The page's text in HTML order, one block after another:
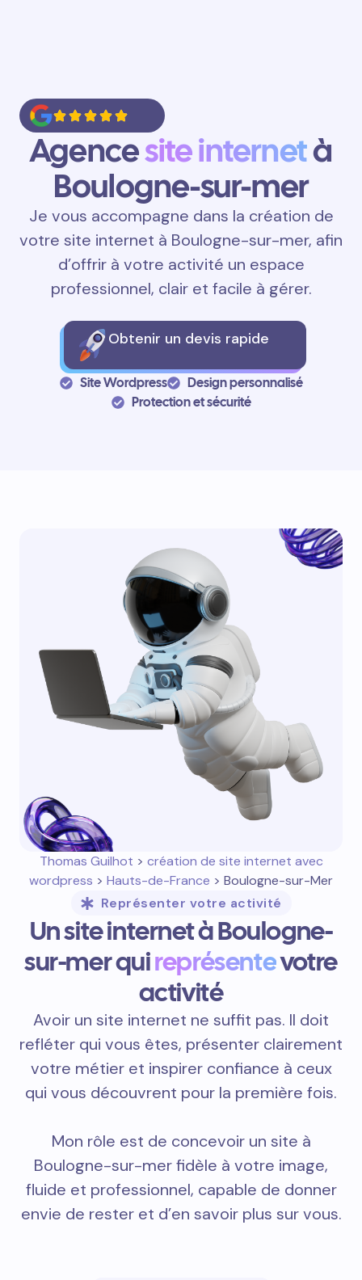
Agencesite internetà
Boulogne-sur-mer
Je vous accompagne dans la création de
votre site internet à Boulogne-sur-mer, afin
d’offrir à votre activité un espace
professionnel, clair et facile à gérer.
Obtenir un devis rapide
Site Wordpress
Design personnalisé
Protection et sécurité
Thomas Guilhot > création de site internet avec
wordpress > Hauts-de-France > Boulogne-sur-Mer
Représenter votre activité
Un site internet à Boulogne-
sur-mer quireprésentevotre
activité
Avoir un site internet ne suffit pas. Il doit
refléter qui vous êtes, présenter clairement
votre métier et inspirer confiance à ceux
qui vous découvrent pour la première fois.
Mon rôle est de concevoir un site à
Boulogne-sur-mer fidèle à votre image,
fluide et professionnel, capable de donner
envie de rester et d’en savoir plus sur vous.